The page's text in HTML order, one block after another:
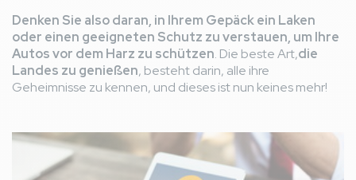
Denken Sie also daran, in Ihrem Gepäckein Laken
oder einen geeigneten Schutz zu verstauen, um Ihre
Autos vor dem Harz zu schützen. Die beste Art,die
Landes zu genießen, besteht darin, alle ihre
Geheimnisse zu kennen, und dieses ist nun keines mehr!
Bild